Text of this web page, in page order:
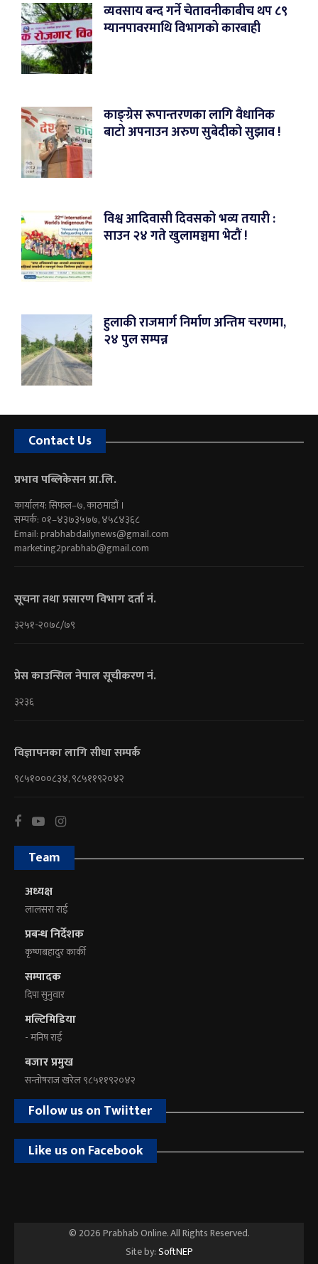
व्यवसाय बन्द गर्ने चेतावनीकाबीच थप ८९
म्यानपावरमाथि विभागको कारबाही
काङ्ग्रेस रूपान्तरणका लागि वैधानिक
बाटो अपनाउन अरुण सुबेदीको सुझाव !
विश्व आदिवासी दिवसको भव्य तयारी :
साउन २४ गते खुलामञ्चमा भेटौं !
हुलाकी राजमार्ग निर्माण अन्तिम चरणमा,
२४ पुल सम्पन्न
Contact Us
प्रभाव पब्लिकेसन प्रा.लि.
कार्यालय: सिफल–७, काठमाडौं ।
सम्पर्क: ०१–४३७३५७७, ४५८४३६८
Email:prabhabdailynews@gmail.com
marketing2prabhab@gmail.com
सूचना तथा प्रसारण विभाग दर्ता नं.
३२५१-२०७८/७९
प्रेस काउन्सिल नेपाल सूचीकरण नं.
३२३६
विज्ञापनका लागि सीधा सम्पर्क
९८५१०००८३४, ९८५११९२०४२
Team
अध्यक्ष
लालसरा राई
प्रबन्ध निर्देशक
कृष्णबहादुर कार्की
सम्पादक
दिपा सुनुवार
मल्टिमिडिया
- मनिष राई
बजार प्रमुख
सन्तोषराज खरेल ९८५११९२०४२
Follow us on Twiitter
Like us on Facebook
© 2026 Prabhab Online. All Rights Reserved.
Site by:SoftNEP